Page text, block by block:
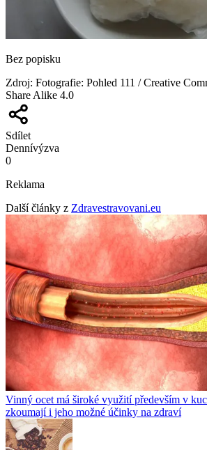
Bez popisku
Zdroj: Fotografie: Pohled 111 / Creative
Share Alike 4.0
Sdílet
Dennívýzva
0
Reklama
Další články z Zdravestravovani.eu
Vinný ocet má široké využití především v
zkoumají i jeho možné účinky na zdraví